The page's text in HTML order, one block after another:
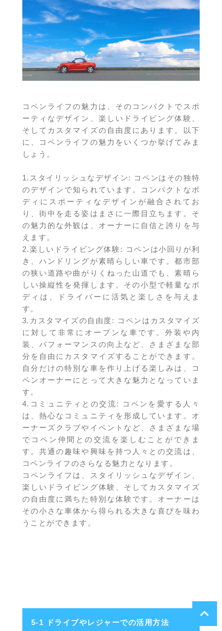
コペンライフの魅力は、そのコンパクトでスポ
ーティなデザイン、楽しいドライビング体験、
そしてカスタマイズの自由度にあります。以下
に、コペンライフの魅力をいくつか挙げてみま
しょう。
1.スタイリッシュなデザイン: コペンはその独特
のデザインで知られています。コンパクトなボ
ディにスポーティなデザインが融合されてお
り、街中を走る姿はまさに一際目立ちます。そ
の魅力的な外観は、オーナーに自信と誇りを与
えます。
2.楽しいドライビング体験: コペンは小回りが利
き、ハンドリングが素晴らしい車です。都市部
の狭い道路や曲がりくねった山道でも、素晴ら
しい操縦性を発揮します。その小型で軽量なボ
ディは、ドライバーに活気と楽しさを与えま
す。
3.カスタマイズの自由度: コペンはカスタマイズ
に対して非常にオープンな車です。外装や内
装、パフォーマンスの向上など、さまざまな部
分を自由にカスタマイズすることができます。
自分だけの特別な車を作り上げる楽しみは、コ
ペンオーナーにとって大きな魅力となっていま
す。
4.コミュニティとの交流: コペンを愛する人々
は、熱心なコミュニティを形成しています。オ
ーナーズクラブやイベントなど、さまざまな場
でコペン仲間との交流を楽しむことができま
す。共通の趣味や興味を持つ人々との交流は、
コペンライフのさらなる魅力となります。
コペンライフは、スタイリッシュなデザイン、
楽しいドライビング体験、そしてカスタマイズ
の自由度に満ちた特別な体験です。オーナーは
その小さな車体から得られる大きな喜びを味わ
うことができます。
5-1 ドライブやレジャーでの活用方法